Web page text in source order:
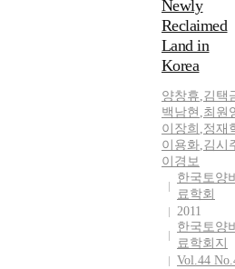
conventional
fertilization
and
incorporation
GMC were
divided by
addition rate
nitrogen
fertilizer (100
ha-1) with 30 –
100% of non
nitrogen
fertilization
(NNF). Soil
Newly
Reclaimed
Land in
Korea
양창휴,김택
백남현 ,최원
이장희 ,정재
이용화,김시
이경보
한국토양
료학회
2011
한국토양
료학회지
Vol.44